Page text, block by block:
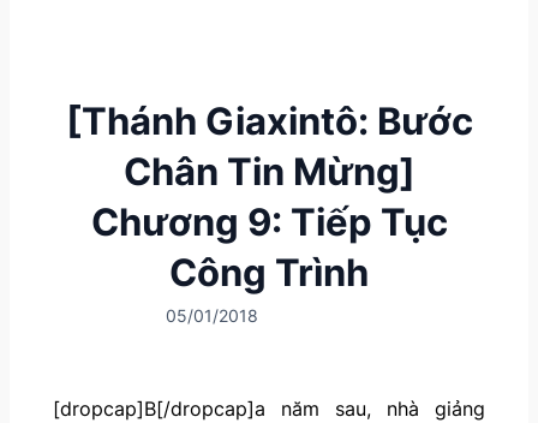
[Thánh Giaxintô: Bước
Chân Tin Mừng]
Chương 9: Tiếp Tục
Công Trình
05/01/2018
[dropcap]B[/dropcap]a năm sau, nhà giảng